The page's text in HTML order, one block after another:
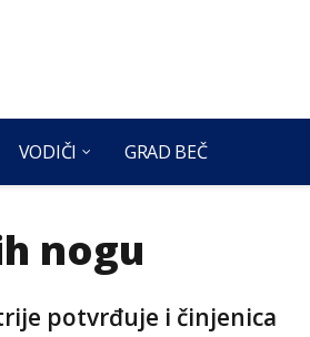
VODIČI GRAD BEČ
nogu
potvrđuje i činjenica